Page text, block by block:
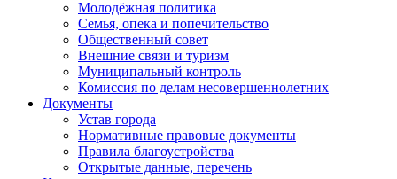
Молодёжная политика
Семья, опека и попечительство
Общественный совет
Внешние связи и туризм
Муниципальный контроль
Комиссия по делам несовершеннолетних
Документы
Устав города
Нормативные правовые документы
Правила благоустройства
Открытые данные, перечень